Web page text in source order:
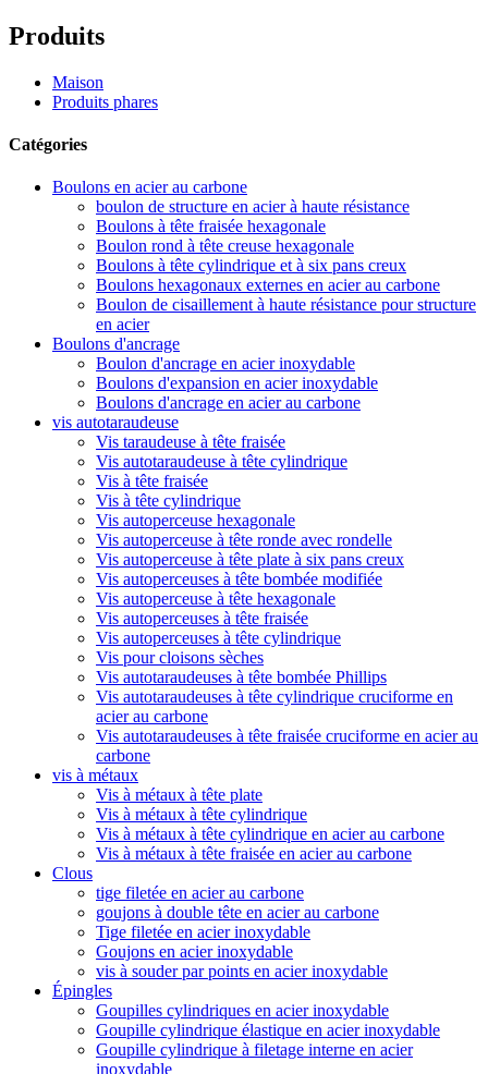
Produits
Maison
Produits phares
Catégories
Boulons en acier au carbone
boulon de structure en acier à haute résistance
Boulons à tête fraisée hexagonale
Boulon rond à tête creuse hexagonale
Boulons à tête cylindrique et à six pans creux
Boulons hexagonaux externes en acier au carbone
Boulon de cisaillement à haute résistance pour structure
en acier
Boulons d'ancrage
Boulon d'ancrage en acier inoxydable
Boulons d'expansion en acier inoxydable
Boulons d'ancrage en acier au carbone
vis autotaraudeuse
Vis taraudeuse à tête fraisée
Vis autotaraudeuse à tête cylindrique
Vis à tête fraisée
Vis à tête cylindrique
Vis autoperceuse hexagonale
Vis autoperceuse à tête ronde avec rondelle
Vis autoperceuse à tête plate à six pans creux
Vis autoperceuses à tête bombée modifiée
Vis autoperceuse à tête hexagonale
Vis autoperceuses à tête fraisée
Vis autoperceuses à tête cylindrique
Vis pour cloisons sèches
Vis autotaraudeuses à tête bombée Phillips
Vis autotaraudeuses à tête cylindrique cruciforme en
acier au carbone
Vis autotaraudeuses à tête fraisée cruciforme en acier au
carbone
vis à métaux
Vis à métaux à tête plate
Vis à métaux à tête cylindrique
Vis à métaux à tête cylindrique en acier au carbone
Vis à métaux à tête fraisée en acier au carbone
Clous
tige filetée en acier au carbone
goujons à double tête en acier au carbone
Tige filetée en acier inoxydable
Goujons en acier inoxydable
vis à souder par points en acier inoxydable
Épingles
Goupilles cylindriques en acier inoxydable
Goupille cylindrique élastique en acier inoxydable
Goupille cylindrique à filetage interne en acier
inoxydable